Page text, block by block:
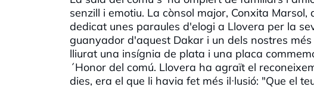
senzill i emotiu. La cònsol major, Conxita
dedicat unes paraules d'elogi a Llovera per la
guanyador d'aquest Dakar i un dels nostres
lliurat una insígnia de plata i una placa
´Honor del comú. Llovera ha agraït el
dies, era el que li havia fet més il·lusió: "Que el